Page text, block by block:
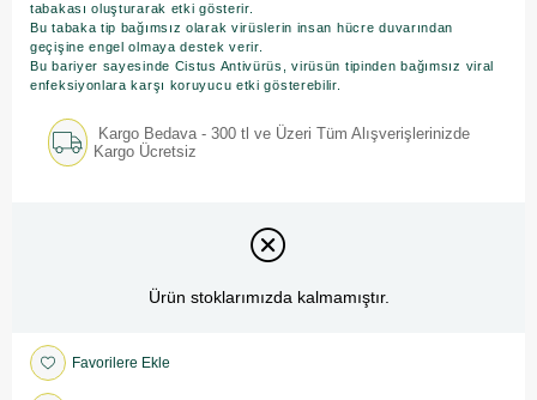
tabakası oluşturarak etki gösterir.
Bu tabaka tip bağımsız olarak virüslerin insan hücre duvarından
geçişine engel olmaya destek verir.
Bu bariyer sayesinde Cistus Antivürüs, virüsün tipinden bağımsız viral
enfeksiyonlara karşı koruyucu etki gösterebilir.
Kargo Bedava - 300 tl ve Üzeri Tüm Alışverişlerinizde
Kargo Ücretsiz
Ürün stoklarımızda kalmamıştır.
Favorilere Ekle